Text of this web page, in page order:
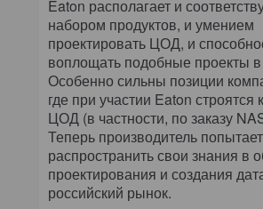
Eaton располагает и
набором продуктов, и умением
проектировать ЦОД, и
воплощать подобные проекты
Особенно сильны позиции
где при участии Eaton
ЦОД (в частности, по заказу
Теперь производитель
распространить свои знания в
проектирования и создания
российский рынок.